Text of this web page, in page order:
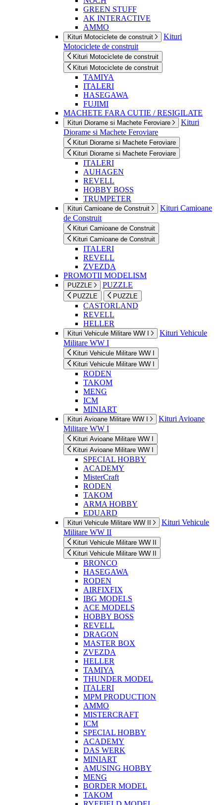
GREEN STUFF
AK INTERACTIVE
AMMO
Kituri Motociclete de construit
Kituri
Motociclete de construit
Kituri Motociclete de construit
Kituri Motociclete de construit
TAMIYA
ITALERI
HASEGAWA
FUJIMI
MACHETE FARA CUTIE / RESIGILATE
Kituri Diorame si Machete Feroviare
Kituri
Diorame si Machete Feroviare
Kituri Diorame si Machete Feroviare
Kituri Diorame si Machete Feroviare
ITALERI
AUHAGEN
REVELL
HOBBY BOSS
TRUMPETER
Kituri Camioane de Construit
Kituri Camioane
de Construit
Kituri Camioane de Construit
Kituri Camioane de Construit
ITALERI
REVELL
ZVEZDA
PROMOTII MODELISM
PUZZLE PUZZLE
PUZZLE PUZZLE
CASTORLAND
REVELL
HELLER
Kituri Vehicule Militare WW I
Kituri Vehicule
Militare WW I
Kituri Vehicule Militare WW I
Kituri Vehicule Militare WW I
RODEN
TAKOM
MENG
ICM
MINIART
Kituri Avioane Militare WW I
Kituri Avioane
Militare WW I
Kituri Avioane Militare WW I
Kituri Avioane Militare WW I
SPECIAL HOBBY
ACADEMY
MisterCraft
RODEN
TAKOM
ARMA HOBBY
EDUARD
Kituri Vehicule Militare WW II
Kituri Vehicule
Militare WW II
Kituri Vehicule Militare WW II
Kituri Vehicule Militare WW II
BRONCO
HASEGAWA
RODEN
AIRFIXFIX
IBG MODELS
ACE MODELS
HOBBY BOSS
REVELL
DRAGON
MASTER BOX
ZVEZDA
HELLER
TAMIYA
THUNDER MODEL
ITALERI
MPM PRODUCTION
AMMO
MISTERCRAFT
ICM
SPECIAL HOBBY
ACADEMY
DAS WERK
MINIART
AMUSING HOBBY
MENG
BORDER MODEL
TAKOM